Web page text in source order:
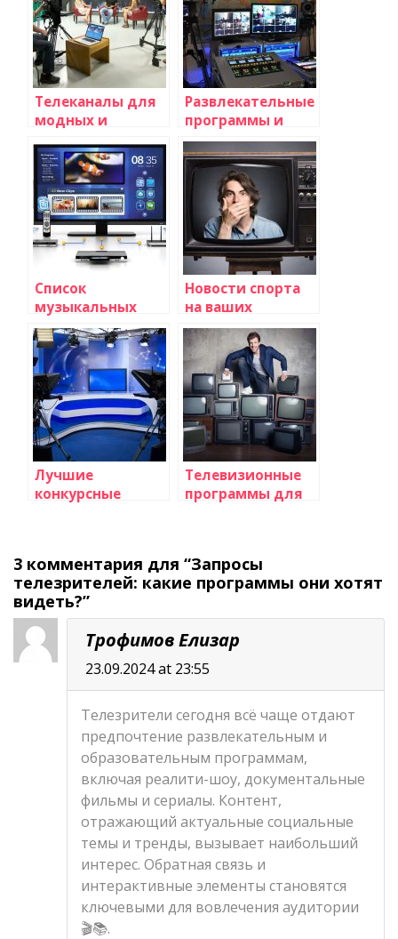
Телеканалы для
модных и
телезрителей
Развлекательные
программы и
комедийные шоу
на телевидении
Список
музыкальных
телеканалов и их
программы
Новости спорта
на ваших
телевизионных
экранах
Лучшие
конкурсные
Телевизионные
программы для
3 комментария для “Запросы
телезрителей: какие программы они хотят
видеть?”
Трофимов Елизар
23.09.2024 at 23:55
Телезрители сегодня всё чаще отдают
предпочтение развлекательным и
образовательным программам,
включая реалити-шоу, документальные
фильмы и сериалы. Контент,
отражающий актуальные социальные
темы и тренды, вызывает наибольший
интерес. Обратная связь и
интерактивные элементы становятся
ключевыми для вовлечения аудитории
🎬📚.